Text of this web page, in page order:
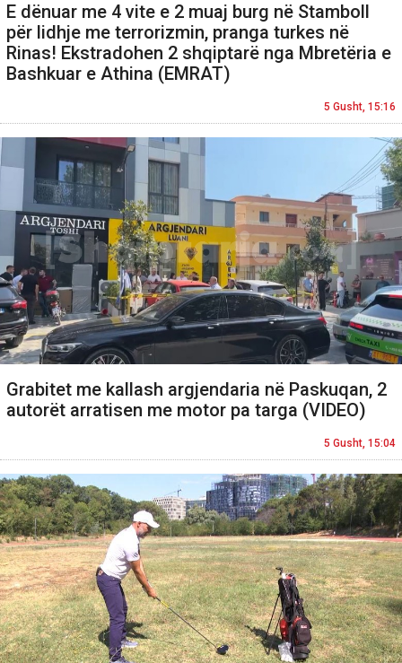
E dënuar me 4 vite e 2 muaj burg në Stamboll
për lidhje me terrorizmin, pranga turkes në
Rinas! Ekstradohen 2 shqiptarë nga Mbretëria e
Bashkuar e Athina (EMRAT)
5 Gusht, 15:16
Grabitet me kallash argjendaria në Paskuqan, 2
autorët arratisen me motor pa targa (VIDEO)
5 Gusht, 15:04